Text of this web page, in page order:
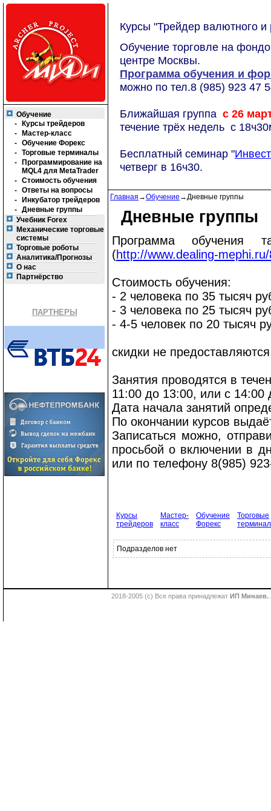
Обучение
-
Курсы трейдеров
-
Мастер-класс
- Обучение Форекс
- Торговые терминалы
-
Программирование на
MQL4 для MetaTrader
- Стоимость обучения
- Ответы на вопросы
-
Инкубатор трейдеров
- Дневные группы
Учебник Forex
Механические торговые
системы
Торговые роботы
Аналитика/Прогнозы
О нас
Партнёрство
ПАРТНЕРЫ
Курсы "Трейдер валютного и
Обучение торговле на
центре Москвы.
Программа обучения и
можно по тел.8 (985) 923 47
Ближайшая группа с 26
течение трёх недель с
Бесплатный семинар "
четверг в 16ч30.
Главная →Обучение →Дневные группы
Дневные группы
Программа
(http://www.dealing-
Стоимость обучения:
- 2 человека по 35 тысяч
- 3 человека по 25 тысяч
- 4-5 человек по 20 тысяч
скидки не
Занятия проводятся в
11:00 до 13:00, или с 14:00
Дата начала занятий
По окончании курсов
Записаться можно,
просьбой о включении в
или по телефону 8(985)
Курсы
трейдеров
Мастер-
класс
Обучение
Форекс
Торговые
Подразделов нет
2018-2005 (с) Все права принадлежат ИП Минаев.